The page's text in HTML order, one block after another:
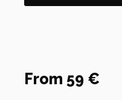
From 59 €